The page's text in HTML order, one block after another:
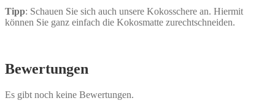
Tipp: Schauen Sie sich auch unsere Kokosschere an. Hiermit
können Sie ganz einfach die Kokosmatte zurechtschneiden.
Bewertungen
Es gibt noch keine Bewertungen.